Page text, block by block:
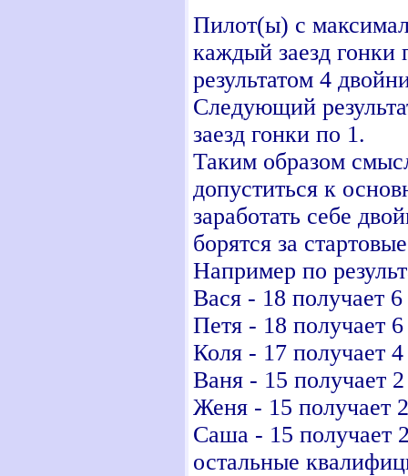
Пилот(ы) с
каждый заезд
результатом 4
Следующий
заезд гонки по 1.
Таким образом
допуститься к
заработать себе
борятся за
Например по
Вася - 18 получает
Петя - 18 получает
Коля - 17 получает
Ваня - 15 получает
Женя - 15 получает
Саша - 15 получает
остальные